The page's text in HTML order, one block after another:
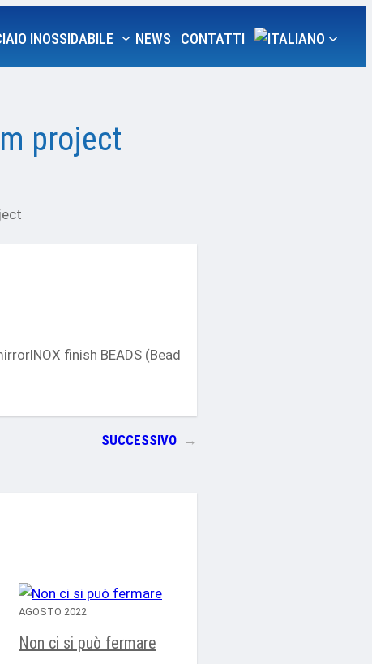
INOSSIDABILE NEWS CONTATTI
project
finish BEADS (Bead
SUCCESSIVO →
AGOSTO 2022
Non ci si può fermare